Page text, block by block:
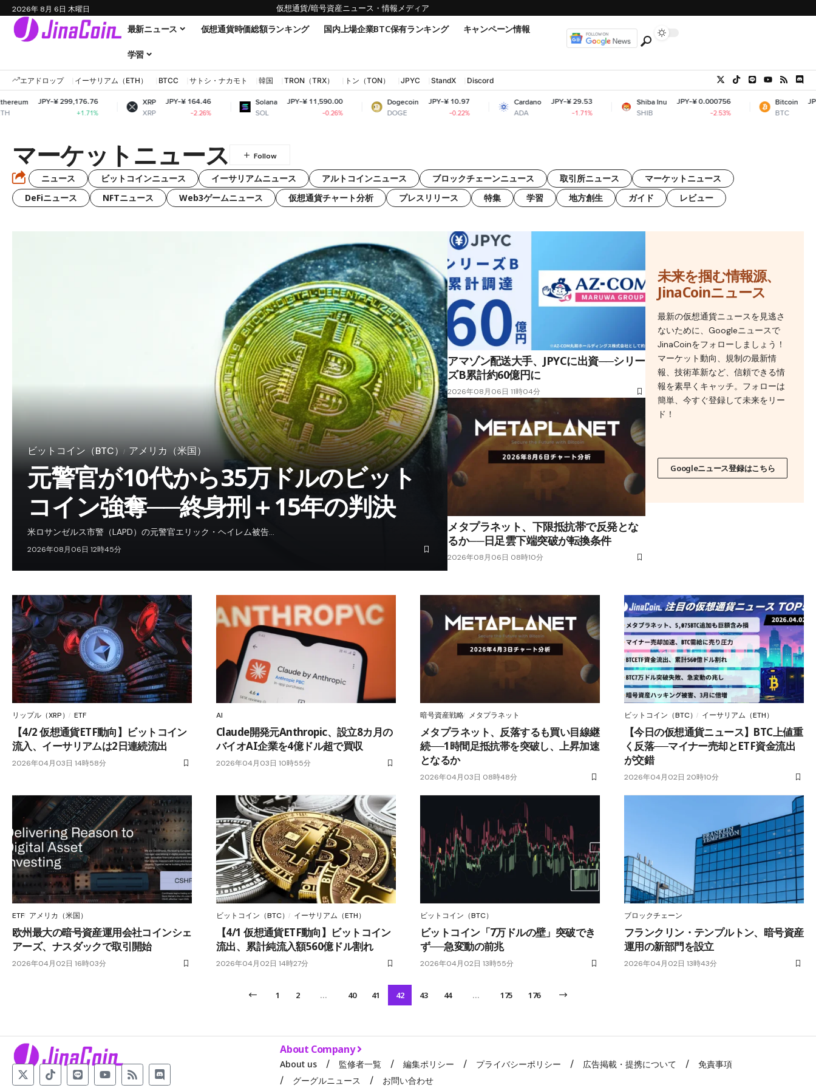
2026年 8月 6日 木曜日 仮想通貨/暗号資産ニュース・情報メディア
最新ニュース 仮想通貨時価総額ランキング 国内上場企業BTC保有ランキング キャンペーン情報
学習
エアドロップ イーサリアム（ETH） BTCC サトシ・ナカモト 韓国 TRON（TRX） トン（TON） JPYC StandX Discord
JPY-¥ 299,176.76
XRP
XRP
JPY-¥ 164.46
Solana
SOL
JPY-¥ 11,590.00
Dogecoin
DOGE
JPY-¥ 10.97
Cardano
ADA
JPY-¥ 29.53
Shiba Inu
SHIB
JPY-¥ 0.000756
Bitcoin
BTC
JPY-¥
マーケットニュース
ニュース ビットコインニュース イーサリアムニュース アルトコインニュース ブロックチェーンニュース 取引所ニュース
マーケットニュース
DeFiニュース
NFTニュース Web3ゲームニュース 仮想通貨チャート分析 プレスリリース 特集 学習 地方創生 ガイド レビュー
ビットコイン（BTC） アメリカ（米国）
元警官が10代から35万ドルのビット
コイン強奪──終身刑＋15年の判決
米ロサンゼルス市警（LAPD）の元警官エリック・ヘイレム被告…
2026年08月06日 12時45分
アマゾン配送大手、JPYCに出資──シリー
ズB累計約60億円に
2026年08月06日 11時04分
メタプラネット、下限抵抗帯で反発とな
るか──日足雲下端突破が転換条件
2026年08月06日 08時10分
未来を掴む情報源、
JinaCoinニュース
最新の仮想通貨ニュースを見逃さ
ないために、Googleニュースで
JinaCoinをフォローしましょう！
マーケット動向、規制の最新情
報、技術革新など、信頼できる情
報を素早くキャッチ。フォローは
簡単、今すぐ登録して未来をリー
ド！
Googleニュース登録はこちら
リップル（XRP） ETF
【4/2 仮想通貨ETF動向】ビットコイン
流入、イーサリアムは2日連続流出
2026年04月03日 14時58分
AI
Claude開発元Anthropic、設立8カ月の
バイオAI企業を4億ドル超で買収
2026年04月03日 10時55分
暗号資産戦略 メタプラネット
メタプラネット、反落するも買い目線継
続──1時間足抵抗帯を突破し、上昇加速
となるか
2026年04月03日 08時48分
ビットコイン（BTC） イーサリアム（ETH）
【今日の仮想通貨ニュース】BTC上値重
く反落──マイナー売却とETF資金流出
が交錯
2026年04月02日 20時10分
ETF アメリカ（米国）
欧州最大の暗号資産運用会社コインシェ
アーズ、ナスダックで取引開始
2026年04月02日 16時03分
ビットコイン（BTC） イーサリアム（ETH）
【4/1 仮想通貨ETF動向】ビットコイン
流出、累計純流入額560億ドル割れ
2026年04月02日 14時27分
ビットコイン（BTC）
ビットコイン「7万ドルの壁」突破でき
ず──急変動の前兆
2026年04月02日 13時55分
ブロックチェーン
フランクリン・テンプルトン、暗号資産
運用の新部門を設立
2026年04月02日 13時43分
1 2 … 40 41 42 43 44 … 175 176
About Company
About us 監修者一覧 編集ポリシー プライバシーポリシー 広告掲載・提携について
免責事項
グーグルニュース
お問い合わせ